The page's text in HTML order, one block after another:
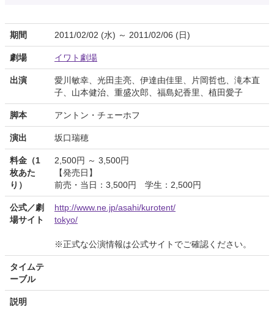
期間 2011/02/02 (水) ～ 2011/02/06 (日)
劇場 イワト劇場
出演
愛川敏幸、光田圭亮、伊達由佳里、片岡哲也、滝本直
子、山本健治、重盛次郎、福島妃香里、植田愛子
脚本 アントン・チェーホフ
演出 坂口瑞穂
料金（1
枚あた
り）
2,500円 ～ 3,500円
【発売日】
前売・当日：3,500円 学生：2,500円
公式／劇
場サイト
http://www.ne.jp/asahi/kurotent/
tokyo/
※正式な公演情報は公式サイトでご確認ください。
タイムテ
ーブル
説明